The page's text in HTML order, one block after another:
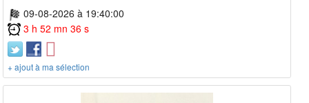
09-08-2026 à 19:40:00
3 h 52 mn 36 s
+ ajout à ma sélection